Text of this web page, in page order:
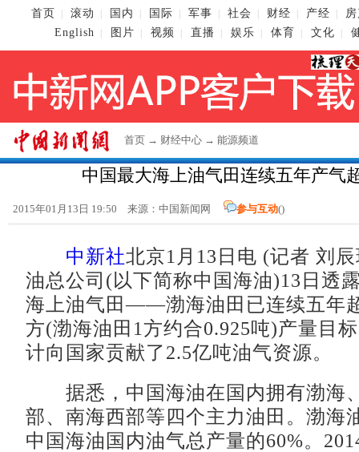
首页 滚动 国内 国际 军事 社会 财经 产经
English
图片 视频 直播 娱乐 体育 文化
首页 → 财经中心 → 能源频道
中国最大海上油气田连续五年产气
2015年01月13日 19:50 来源： 中国新闻网 参与互动()
中新社北京1月13日电 (记者 刘
油总公司(以下简称中国海油)13日透
海上油气田——渤海油田已连续五年
方(渤海油田1方约合0.925吨)产量目
计向国家贡献了2.5亿吨油气资源。
据悉，中国海油在国内拥有渤海
部、南海西部等四个主力油田。渤海
中国海油国内油气总产量的60%。